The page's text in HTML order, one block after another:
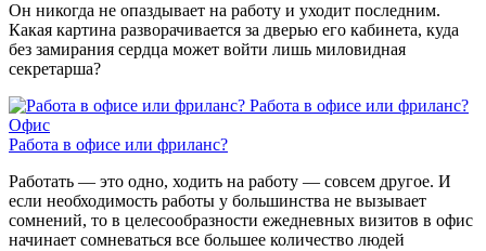
Он никогда не опаздывает на работу и уходит последним.
Какая картина разворачивается за дверью его кабинета, куда
без замирания сердца может войти лишь миловидная
секретарша?
Работа в офисе или фриланс?
Офис
Работа в офисе или фриланс?
Работать — это одно, ходить на работу — совсем другое. И
если необходимость работы у большинства не вызывает
сомнений, то в целесообразности ежедневных визитов в офис
начинает сомневаться все большее количество людей